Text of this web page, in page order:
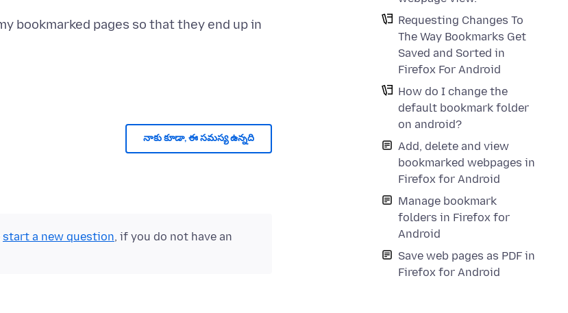
Requesting Changes To
The Way Bookmarks Get
Saved and Sorted in
Firefox For Android
How do I change the
default bookmark folder
on android?
Add, delete and view
bookmarked webpages in
Firefox for Android
Manage bookmark
folders in Firefox for
Android
Save web pages as PDF in
Firefox for Android
bookmarked pages so that they end up in
నాకు కూడా, ఈ సమస్య ఉన్నది
start a new question, if you do not have an